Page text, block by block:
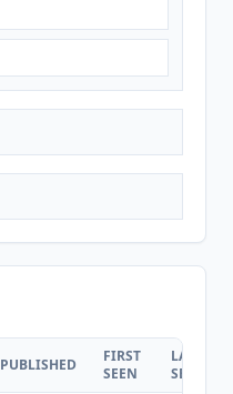
PUBLISHED
FIRST
SEEN
LAST
SEEN